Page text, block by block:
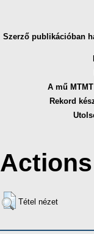
Szerző publikációban
A mű
Rekord
Tétel nézet